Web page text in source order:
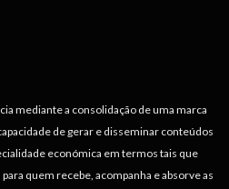
mediante a consolidação de uma marca
de gerar e disseminar conteúdos
económica em termos tais que
quem recebe, acompanha e absorve as